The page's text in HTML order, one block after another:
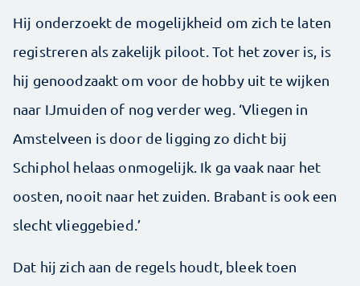
Hij onderzoekt de mogelijkheid om zich te laten
registreren als zakelijk piloot. Tot het zover is, is
hij genoodzaakt om voor de hobby uit te wijken
naar IJmuiden of nog verder weg. ‘Vliegen in
Amstelveen is door de ligging zo dicht bij
Schiphol helaas onmogelijk. Ik ga vaak naar het
oosten, nooit naar het zuiden. Brabant is ook een
slecht vlieggebied.’
Dat hij zich aan de regels houdt, bleek toen